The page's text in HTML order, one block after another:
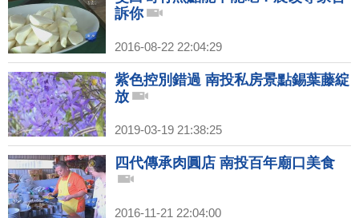
訴你
2016-08-22 22:04:29
紫色控別錯過 南投私房景點錫葉藤綻
放
2019-03-19 21:38:25
四代傳承肉圓店 南投百年廟口美食
2016-11-21 22:04:00